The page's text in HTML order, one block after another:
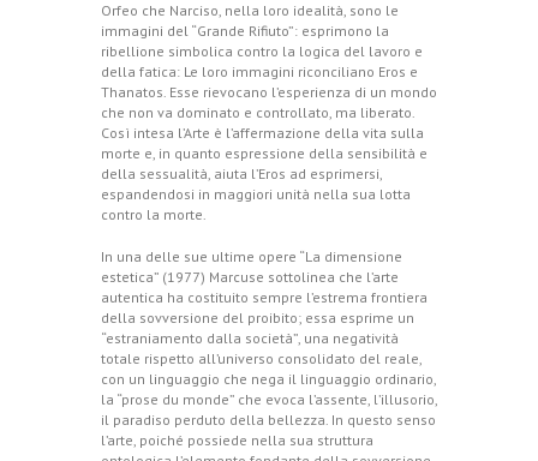
Orfeo che Narciso, nella loro idealità, sono le
immagini del “Grande Rifiuto”: esprimono la
ribellione simbolica contro la logica del lavoro e
della fatica: Le loro immagini riconciliano Eros e
Thanatos. Esse rievocano l’esperienza di un mondo
che non va dominato e controllato, ma liberato.
Così intesa l’Arte è l’affermazione della vita sulla
morte e, in quanto espressione della sensibilità e
della sessualità, aiuta l’Eros ad esprimersi,
espandendosi in maggiori unità nella sua lotta
contro la morte.
In una delle sue ultime opere “La dimensione
estetica” (1977) Marcuse sottolinea che l’arte
autentica ha costituito sempre l’estrema frontiera
della sovversione del proibito; essa esprime un
“estraniamento dalla società”, una negatività
totale rispetto all’universo consolidato del reale,
con un linguaggio che nega il linguaggio ordinario,
la “prose du monde” che evoca l’assente, l’illusorio,
il paradiso perduto della bellezza. In questo senso
l’arte, poiché possiede nella sua struttura